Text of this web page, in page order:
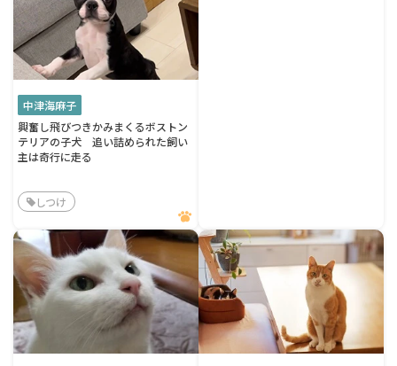
中津海麻子
興奮し飛びつきかみまくるボストン
テリアの子犬 追い詰められた飼い
主は奇行に走る
しつけ